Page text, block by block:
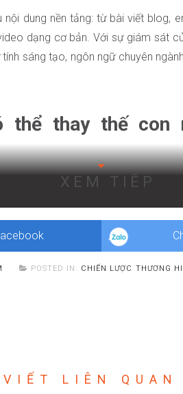
dung nền tảng: từ bài viết blog,
dạng cơ bản. Với sự giám sát
sáng tạo, ngôn ngữ chuyên
thể thay thế con
đắc lực giúp doanh nghiệp nâng
thể thay thế vai trò của con người.
XEM TIẾP
POSTED IN: CHIẾN LƯỢC THƯƠNG
LIÊN QUAN